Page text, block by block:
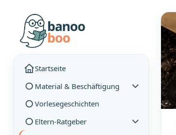
Startseite
Material & Beschäftigung
Vorlesegeschichten
Eltern-Ratgeber